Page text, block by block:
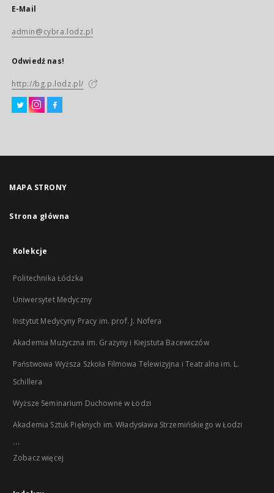
E-Mail
admin@cybra.lodz.pl
Odwiedź nas!
http://bg.p.lodz.pl/
MAPA STRONY
Strona główna
Kolekcje
Politechnika Łódzka
Uniwersytet Medyczny
Instytut Medycyny Pracy im. prof. J. Nofera
Akademia Muzyczna im. Grażyny i Kiejstuta Bacewiczów
Państwowa Wyższa Szkoła Filmowa Telewizyjna i Teatralna im. L.
Schillera
Wyższe Seminarium Duchowne w Łodzi
Akademia Sztuk Pięknych im. Władysława Strzemińskiego w Łodzi
...
Zobacz więcej